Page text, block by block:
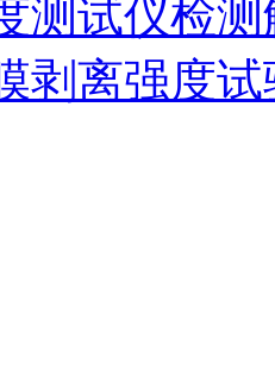
测试仪检
剥离强度